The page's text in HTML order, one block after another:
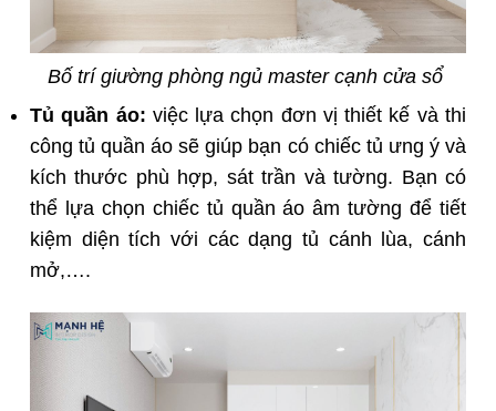
Bố trí giường phòng ngủ master cạnh cửa sổ
Tủ quần áo: việc lựa chọn đơn vị thiết kế và thi
công tủ quần áo sẽ giúp bạn có chiếc tủ ưng ý và
kích thước phù hợp, sát trần và tường. Bạn có
thể lựa chọn chiếc tủ quần áo âm tường để tiết
kiệm diện tích với các dạng tủ cánh lùa, cánh
mở,….